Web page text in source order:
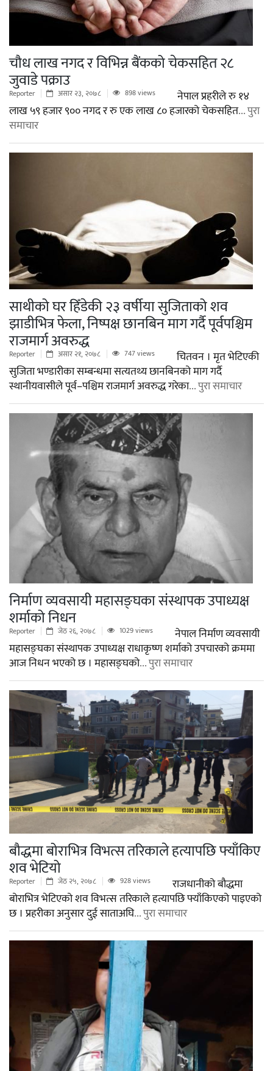
चौध लाख नगद र विभिन्न बैंकको चेकसहित २८
जुवाडे पक्राउ
Reporter असार २३, २०७८ 898 views
नेपाल प्रहरीले रु १४
लाख ५९ हजार ९०० नगद र रु एक लाख ८० हजारको चेकसहित... पुरा
समाचार
साथीको घर हिँडेकी २३ वर्षीया सुजिताको शव
झाडीभित्र फेला, निष्पक्ष छानबिन माग गर्दै पूर्वपश्चिम
राजमार्ग अवरुद्ध
Reporter असार २१, २०७८ 747 views
चितवन । मृत भेटिएकी
सुजिता भण्डारीका सम्बन्धमा सत्यतथ्य छानबिनको माग गर्दै
स्थानीयवासीले पूर्व–पश्चिम राजमार्ग अवरुद्ध गरेका... पुरा समाचार
निर्माण व्यवसायी महासङ्घका संस्थापक उपाध्यक्ष
शर्माको निधन
Reporter जेठ २६, २०७८ 1029 views
नेपाल निर्माण व्यवसायी
महासङ्घका संस्थापक उपाध्यक्ष राधाकृष्ण शर्माको उपचारको क्रममा
आज निधन भएको छ । महासङ्घको... पुरा समाचार
बौद्धमा बोराभित्र विभत्स तरिकाले हत्यापछि फ्याँकिए
शव भेटियो
Reporter जेठ २५, २०७८ 928 views
राजधानीको बौद्धमा
बोराभित्र भेटिएको शव विभत्स तरिकाले हत्यापछि फ्याँकिएको पाइएको
छ । प्रहरीका अनुसार दुई साताअघि... पुरा समाचार